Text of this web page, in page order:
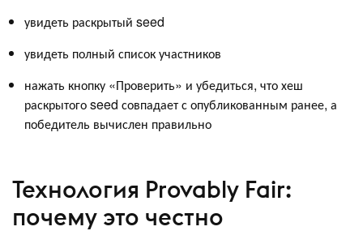
увидеть раскрытый seed
увидеть полный список участников
нажать кнопку «Проверить» и убедиться, что хеш
раскрытого seed совпадает с опубликованным ранее, а
победитель вычислен правильно
Технология Provably Fair:
почему это честно